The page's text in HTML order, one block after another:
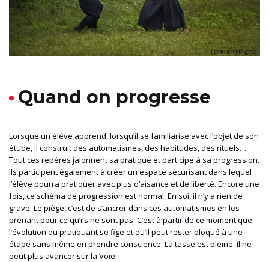
Quand on progresse
Lorsque un élève apprend, lorsqu’il se familiarise avec l’objet de son
étude, il construit des automatismes, des habitudes, des rituels…
Tout ces repères jalonnent sa pratique et participe à sa progression.
Ils participent également à créer un espace sécurisant dans lequel
l’élève pourra pratiquer avec plus d’aisance et de liberté. Encore une
fois, ce schéma de progression est normal. En soi, il n’y a rien de
grave. Le piège, c’est de s’ancrer dans ces automatismes en les
prenant pour ce qu’ils ne sont pas. C’est à partir de ce moment que
l’évolution du pratiquant se fige et qu’il peut rester bloqué à une
étape sans même en prendre conscience. La tasse est pleine. Il ne
peut plus avancer sur la Voie.